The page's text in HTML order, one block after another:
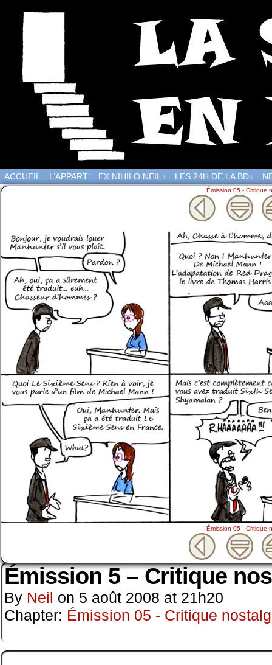
ACCUEIL L’APPART’ EX NIHILO NEIL ↓ LES 24H DE LA BD ↓
Émission 05 - Critique
Émission 05 - Critique
Émission 5 – Critique
By Neil on 5 août 2008 at 21h20
Chapter: Émission 05 - Critique